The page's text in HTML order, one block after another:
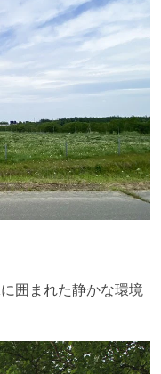
囲まれた静かな環境